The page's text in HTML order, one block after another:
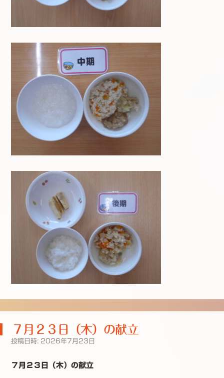
７月２３日（木）の献立
投稿日時: 2026年7月23日
７月２３日（木）の献立